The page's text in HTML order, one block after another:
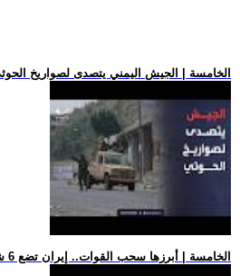
.. الخامسة | الجيش اليمني يتصدى لصواريخ
.. الخامسة | أبرزها سحب القوات.. إيران تضع 6 شروط لفتح هرمز